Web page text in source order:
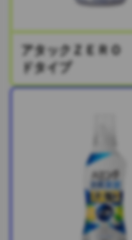
アタックＺＥＲ
ドタイプ